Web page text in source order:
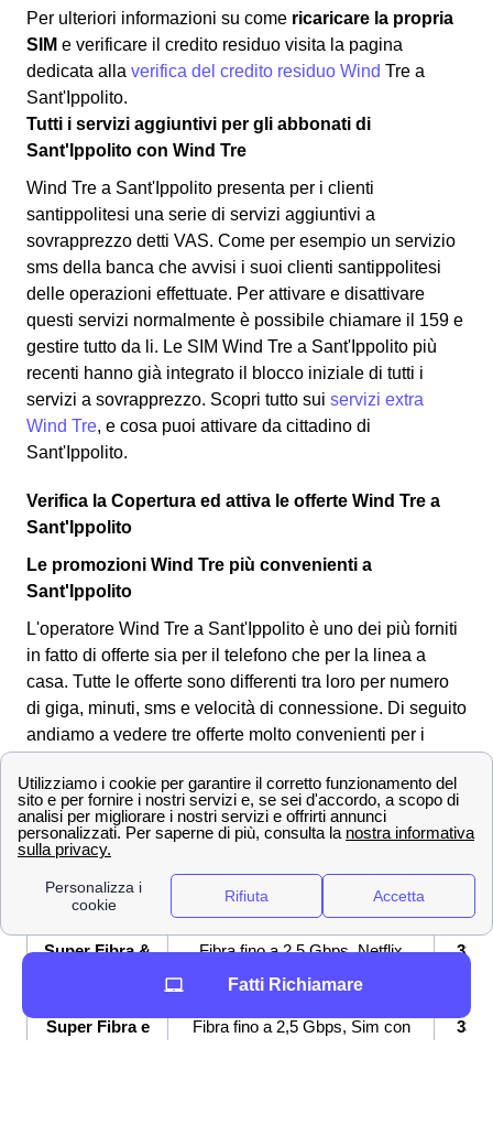
Per ulteriori informazioni su come ricaricare la propria
SIM e verificare il credito residuo visita la pagina
dedicata alla verifica del credito residuo Wind Tre a
Sant'Ippolito.
Tutti i servizi aggiuntivi per gli abbonati di
Sant'Ippolito con Wind Tre
Wind Tre a Sant'Ippolito presenta per i clienti
santippolitesi una serie di servizi aggiuntivi a
sovrapprezzo detti VAS. Come per esempio un servizio
sms della banca che avvisi i suoi clienti santippolitesi
delle operazioni effettuate. Per attivare e disattivare
questi servizi normalmente è possibile chiamare il 159 e
gestire tutto da li. Le SIM Wind Tre a Sant'Ippolito più
recenti hanno già integrato il blocco iniziale di tutti i
servizi a sovrapprezzo. Scopri tutto sui servizi extra
Wind Tre, e cosa puoi attivare da cittadino di
Sant'Ippolito.
Verifica la Copertura ed attiva le offerte Wind Tre a
Sant'Ippolito
Le promozioni Wind Tre più convenienti a
Sant'Ippolito
L'operatore Wind Tre a Sant'Ippolito è uno dei più forniti
in fatto di offerte sia per il telefono che per la linea a
casa. Tutte le offerte sono differenti tra loro per numero
di giga, minuti, sms e velocità di connessione. Di seguito
andiamo a vedere tre offerte molto convenienti per i
OFFERTE a
Sant'Ippolito
Prezzo
Super Fibra
Fibra fino a 2,5 Gbps, Modem
WiFi 6 incluso
Super Fibra &
Fibra fino a 2,5 Gbps, Netflix
incluso
Super Fibra e
Fibra fino a 2,5 Gbps, Sim con
Fatti Richiamare